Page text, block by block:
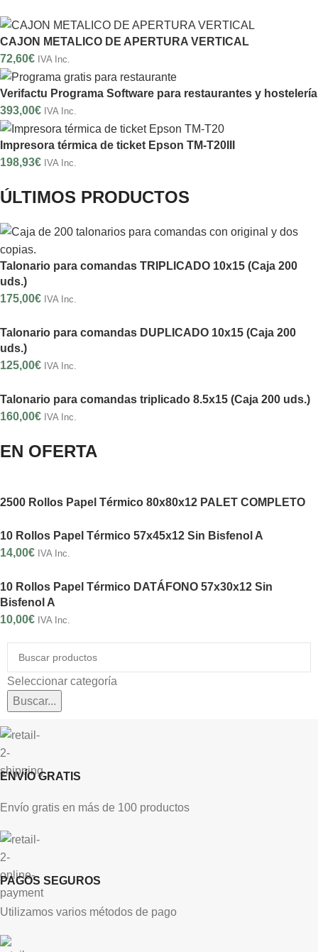
Ir a Consumibles
Ir a Artículo
CAJON METALICO DE APERTURA VERTICAL
72,60€ IVA Inc.
Verifactu Programa Software para restaurantes y hostelería
393,00€ IVA Inc.
Impresora térmica de ticket Epson TM-T20III
198,93€ IVA Inc.
ÚLTIMOS PRODUCTOS
Talonario para comandas TRIPLICADO 10x15 (Caja 200
uds.)
175,00€ IVA Inc.
Talonario para comandas DUPLICADO 10x15 (Caja 200
uds.)
125,00€ IVA Inc.
Talonario para comandas triplicado 8.5x15 (Caja 200 uds.)
160,00€ IVA Inc.
EN OFERTA
2500 Rollos Papel Térmico 80x80x12 PALET COMPLETO
10 Rollos Papel Térmico 57x45x12 Sin Bisfenol A
14,00€ IVA Inc.
10 Rollos Papel Térmico DATÁFONO 57x30x12 Sin
Bisfenol A
10,00€ IVA Inc.
Seleccionar categoría
Buscar...
ENVÍO GRATIS
Envío gratis en más de 100 productos
PAGOS SEGUROS
Utilizamos varios métodos de pago